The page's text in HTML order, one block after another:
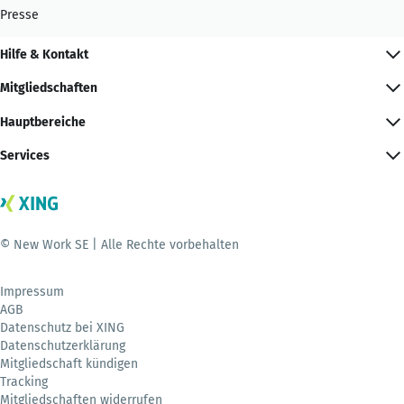
Presse
Hilfe & Kontakt
Mitgliedschaften
Hauptbereiche
Services
© New Work SE | Alle Rechte vorbehalten
Impressum
AGB
Datenschutz bei XING
Datenschutzerklärung
Mitgliedschaft kündigen
Tracking
Mitgliedschaften widerrufen